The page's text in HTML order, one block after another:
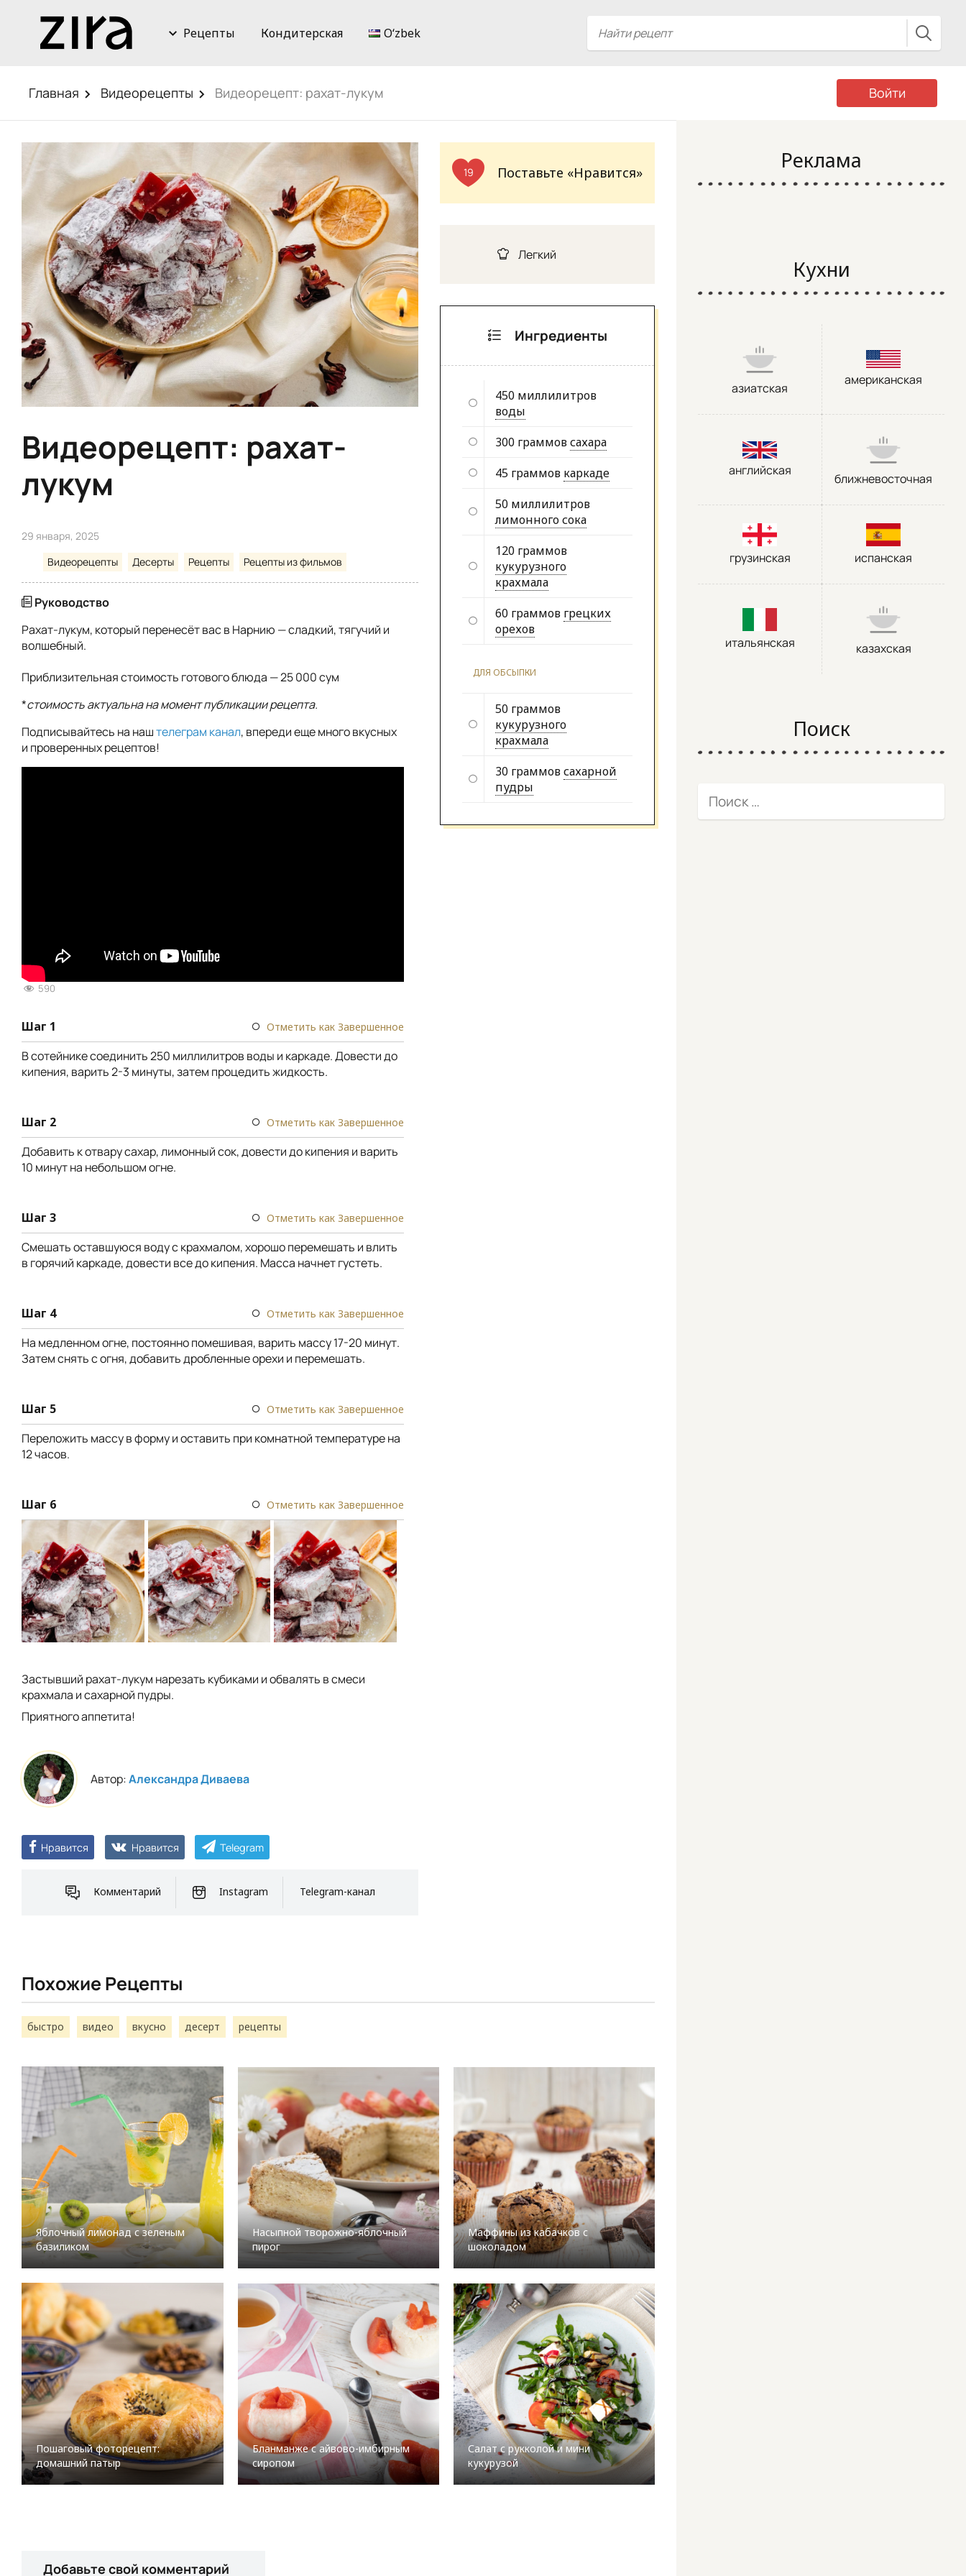
Рецепты Кондитерская Oʻzbek
Главная Видеорецепты Видеорецепт: рахат-лукум Войти
Видеорецепт: рахат-
лукум
29 января, 2025
Видеорецепты
Десерты Рецепты Рецепты из фильмов
Руководство
Рахат-лукум, который перенесёт вас в Нарнию — сладкий, тягучий и
волшебный.
Приблизительная стоимость готового блюда — 25 000 сум
*стоимость актуальна на момент публикации рецепта.
Подписывайтесь на наштелеграм канал, впереди еще много вкусных
и проверенных рецептов!
590
Шаг 1 Отметить как Завершенное
В сотейнике соединить 250 миллилитров воды и каркаде. Довести до
кипения, варить 2-3 минуты, затем процедить жидкость.
Шаг 2 Отметить как Завершенное
Добавить к отвару сахар, лимонный сок, довести до кипения и варить
10 минут на небольшом огне.
Шаг 3 Отметить как Завершенное
Смешать оставшуюся воду с крахмалом, хорошо перемешать и влить
в горячий каркаде, довести все до кипения. Масса начнет густеть.
Шаг 4 Отметить как Завершенное
На медленном огне, постоянно помешивая, варить массу 17-20 минут.
Затем снять с огня, добавить дробленные орехи и перемешать.
Шаг 5 Отметить как Завершенное
Переложить массу в форму и оставить при комнатной температуре на
12 часов.
Шаг 6 Отметить как Завершенное
Застывший рахат-лукум нарезать кубиками и обвалять в смеси
крахмала и сахарной пудры.
Приятного аппетита!
Автор:Александра Диваева
Нравится Нравится Telegram
Комментарий Instagram Telegram-канал
19 Поставьте «Нравится»
Легкий
Ингредиенты
450 миллилитров
воды
300 граммовсахара
45 граммов каркаде
50 миллилитров
лимонного сока
120 граммов
кукурузного
крахмала
60 граммов грецких
орехов
ДЛЯ ОБСЫПКИ
50 граммов
кукурузного
крахмала
30 граммовсахарной
пудры
Похожие Рецепты
быстро видео вкусно десерт рецепты
Яблочный лимонад с зеленым
базиликом
Насыпной творожно-яблочный
пирог
Маффины из кабачков с
шоколадом
Пошаговый фоторецепт:
домашний патыр
Бланманже с айвово-имбирным
сиропом
Салат с рукколой и мини
кукурузой
Добавьте свой комментарий
Реклама
Кухни
азиатская
американская
английская
ближневосточная
грузинская испанская
итальянская казахская
Поиск